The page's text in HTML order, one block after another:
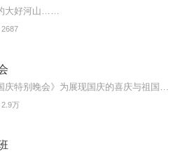
大好河山……
2687
2.9万